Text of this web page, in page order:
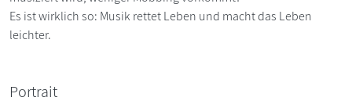
Es ist wirklich so: Musik rettet Leben und macht das Leben
leichter.
Portrait